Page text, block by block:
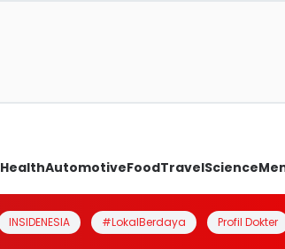
HealthAutomotiveFoodTravelScience
INSIDENESIA #LokalBerdaya Profil Dokter